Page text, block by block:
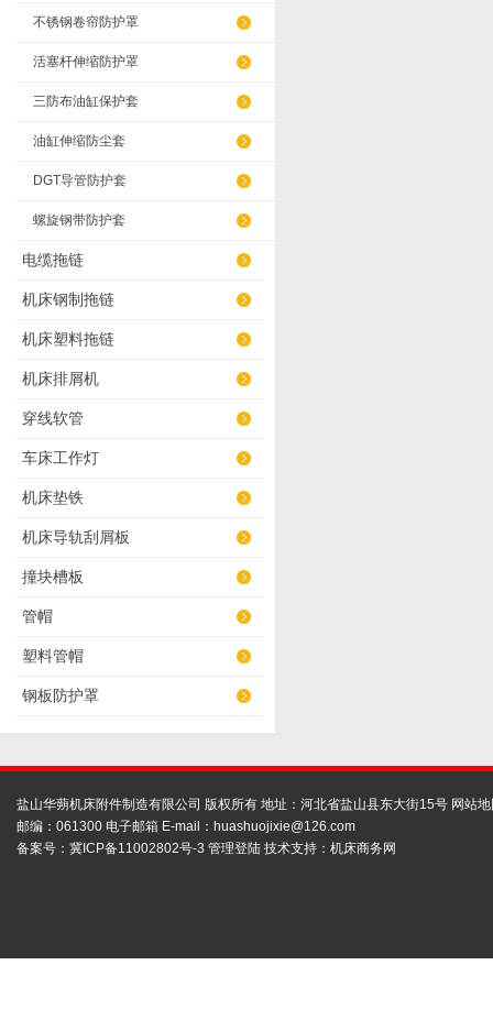
不锈钢卷帘防护罩
活塞杆伸缩防护罩
三防布油缸保护套
油缸伸缩防尘套
DGT导管防护套
螺旋钢带防护套
电缆拖链
机床钢制拖链
机床塑料拖链
机床排屑机
穿线软管
车床工作灯
机床垫铁
机床导轨刮屑板
撞块槽板
管帽
塑料管帽
钢板防护罩
盐山华蒴机床附件制造有限公司 版权所有 地址：河北省盐山县东大街15号 网站
邮编：061300 电子邮箱 E-mail： huashuojixie@126.com
备案号： 冀ICP备11002802号-3 管理登陆 技术支持： 机床商务网